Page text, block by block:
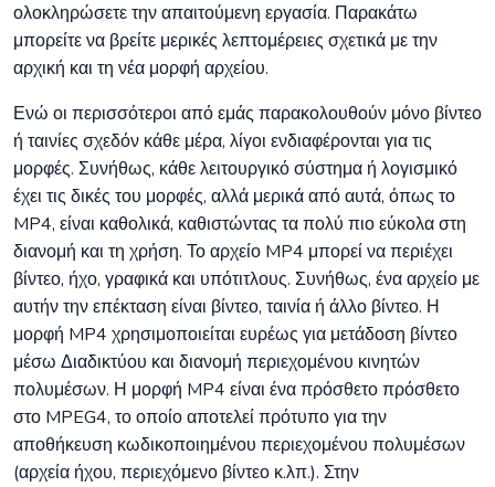
ολοκληρώσετε την απαιτούμενη εργασία. Παρακάτω
μπορείτε να βρείτε μερικές λεπτομέρειες σχετικά με την
αρχική και τη νέα μορφή αρχείου.
Ενώ οι περισσότεροι από εμάς παρακολουθούν μόνο βίντεο
ή ταινίες σχεδόν κάθε μέρα, λίγοι ενδιαφέρονται για τις
μορφές. Συνήθως, κάθε λειτουργικό σύστημα ή λογισμικό
έχει τις δικές του μορφές, αλλά μερικά από αυτά, όπως το
MP4, είναι καθολικά, καθιστώντας τα πολύ πιο εύκολα στη
διανομή και τη χρήση. Το αρχείο MP4 μπορεί να περιέχει
βίντεο, ήχο, γραφικά και υπότιτλους. Συνήθως, ένα αρχείο με
αυτήν την επέκταση είναι βίντεο, ταινία ή άλλο βίντεο. Η
μορφή MP4 χρησιμοποιείται ευρέως για μετάδοση βίντεο
μέσω Διαδικτύου και διανομή περιεχομένου κινητών
πολυμέσων. Η μορφή MP4 είναι ένα πρόσθετο πρόσθετο
στο MPEG4, το οποίο αποτελεί πρότυπο για την
αποθήκευση κωδικοποιημένου περιεχομένου πολυμέσων
(αρχεία ήχου, περιεχόμενο βίντεο κ.λπ.). Στην